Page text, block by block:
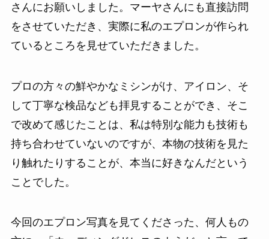
さんにお願いしました。マーヤさんにも直接訪問
をさせていただき、実際に私のエプロンが作られ
ているところを見せていただきました。
プロの方々の鮮やかなミシンがけ、アイロン、そ
して丁寧な検品なども拝見することができ、そこ
で改めて感じたことは、私は特別な能力も技術も
持ち合わせていないのですが、本物の技術を見た
り触れたりすることが、本当に好きなんだという
ことでした。
今回のエプロン写真を見てくださった、何人もの